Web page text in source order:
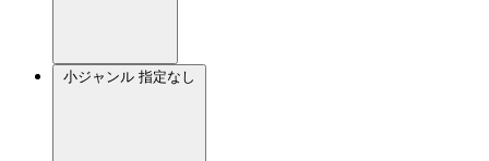
小ジャンル 指定なし